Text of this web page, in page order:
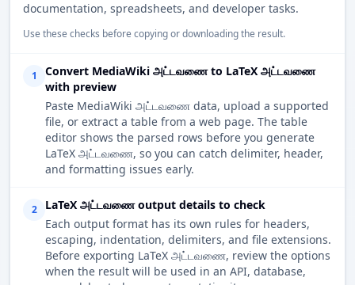
documentation, spreadsheets, and developer tasks.
Use these checks before copying or downloading the result.
1
Convert MediaWiki அட்டவணை to LaTeX அட்டவணை
with preview
Paste MediaWiki அட்டவணை data, upload a supported
file, or extract a table from a web page. The table
editor shows the parsed rows before you generate
LaTeX அட்டவணை, so you can catch delimiter, header,
and formatting issues early.
2
LaTeX அட்டவணை output details to check
Each output format has its own rules for headers,
escaping, indentation, delimiters, and file extensions.
Before exporting LaTeX அட்டவணை, review the options
when the result will be used in an API, database,